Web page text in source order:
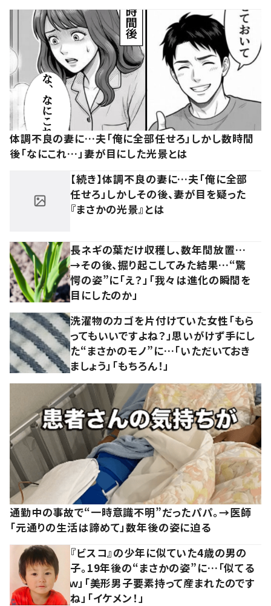
体調不良の妻に…夫「俺に全部任せろ」しかし数時間
後「なにこれ…」妻が目にした光景とは
【続き】体調不良の妻に…夫「俺に全部
任せろ」しかしその後、妻が目を疑った
『まさかの光景』とは
長ネギの葉だけ収穫し、数年間放置…
→その後、掘り起こしてみた結果…“驚
愕の姿”に「え？」「我々は進化の瞬間を
目にしたのか」
洗濯物のカゴを片付けていた女性「もら
ってもいいですよね？」思いがけず手にし
た“まさかのモノ”に…「いただいておき
ましょう」「もちろん！」
通勤中の事故で“一時意識不明”だったパパ。→医師
「元通りの生活は諦めて」数年後の姿に迫る
『ビスコ』の少年に似ていた4歳の男の
子。19年後の“まさかの姿”に…「似てる
ｗ」「美形男子要素持って産まれたのです
ね」「イケメン！」